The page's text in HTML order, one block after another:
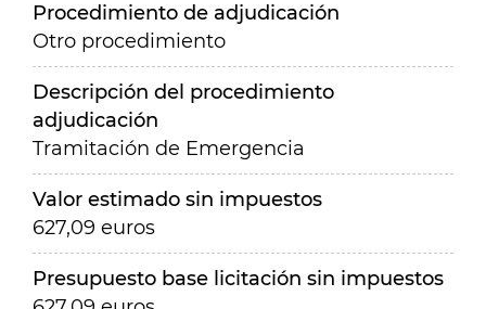
Procedimiento de adjudicación
Otro procedimiento
Descripción del procedimiento
adjudicación
Tramitación de Emergencia
Valor estimado sin impuestos
627,09 euros
Presupuesto base licitación sin impuestos